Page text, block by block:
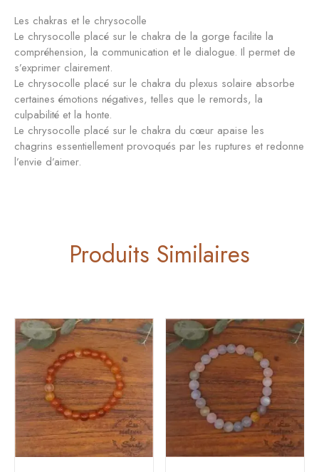
Les chakras et le chrysocolle
Le chrysocolle placé sur le chakra de la gorge facilite la
compréhension, la communication et le dialogue. Il permet de
s’exprimer clairement.
Le chrysocolle placé sur le chakra du plexus solaire absorbe
certaines émotions négatives, telles que le remords, la
culpabilité et la honte.
Le chrysocolle placé sur le chakra du cœur apaise les
chagrins essentiellement provoqués par les ruptures et redonne
l’envie d’aimer.
Produits Similaires